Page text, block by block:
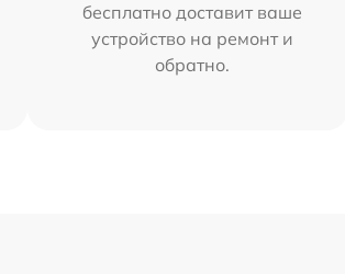
бесплатно доставит ваше
устройство на ремонт и
обратно.